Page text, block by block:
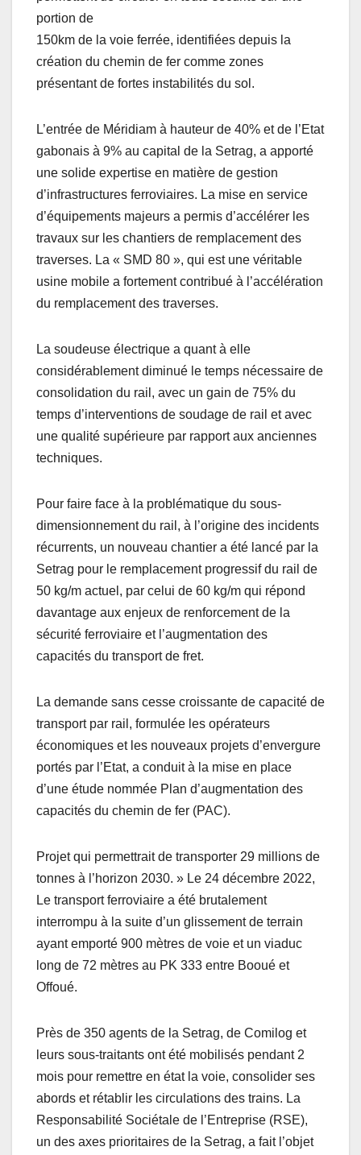
portion de
150km de la voie ferrée, identifiées depuis la
création du chemin de fer comme zones
présentant de fortes instabilités du sol.
L’entrée de Méridiam à hauteur de 40% et de l’Etat
gabonais à 9% au capital de la Setrag, a apporté
une solide expertise en matière de gestion
d’infrastructures ferroviaires. La mise en service
d’équipements majeurs a permis d’accélérer les
travaux sur les chantiers de remplacement des
traverses. La « SMD 80 », qui est une véritable
usine mobile a fortement contribué à l’accélération
du remplacement des traverses.
La soudeuse électrique a quant à elle
considérablement diminué le temps nécessaire de
consolidation du rail, avec un gain de 75% du
temps d’interventions de soudage de rail et avec
une qualité supérieure par rapport aux anciennes
techniques.
Pour faire face à la problématique du sous-
dimensionnement du rail, à l’origine des incidents
récurrents, un nouveau chantier a été lancé par la
Setrag pour le remplacement progressif du rail de
50 kg/m actuel, par celui de 60 kg/m qui répond
davantage aux enjeux de renforcement de la
sécurité ferroviaire et l’augmentation des
capacités du transport de fret.
La demande sans cesse croissante de capacité de
transport par rail, formulée les opérateurs
économiques et les nouveaux projets d’envergure
portés par l’Etat, a conduit à la mise en place
d’une étude nommée Plan d’augmentation des
capacités du chemin de fer (PAC).
Projet qui permettrait de transporter 29 millions de
tonnes à l’horizon 2030. » Le 24 décembre 2022,
Le transport ferroviaire a été brutalement
interrompu à la suite d’un glissement de terrain
ayant emporté 900 mètres de voie et un viaduc
long de 72 mètres au PK 333 entre Booué et
Offoué.
Près de 350 agents de la Setrag, de Comilog et
leurs sous-traitants ont été mobilisés pendant 2
mois pour remettre en état la voie, consolider ses
abords et rétablir les circulations des trains. La
Responsabilité Sociétale de l’Entreprise (RSE),
un des axes prioritaires de la Setrag, a fait l’objet